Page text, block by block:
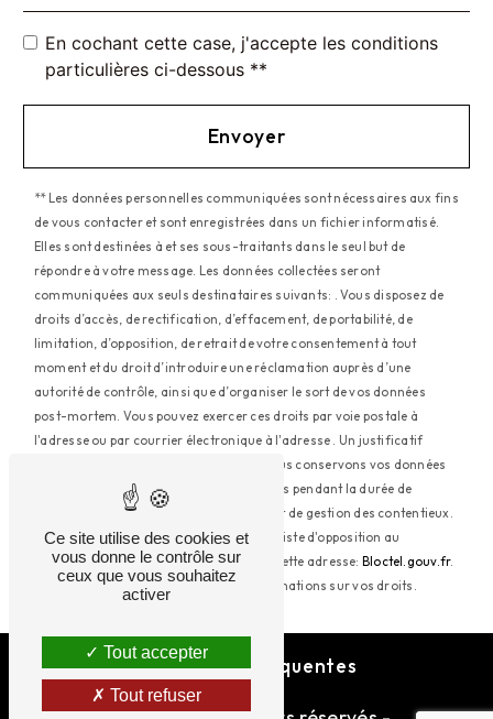
En cochant cette case, j'accepte les conditions
particulières ci-dessous **
Envoyer
** Les données personnelles communiquées sont nécessaires aux fins
de vous contacter et sont enregistrées dans un fichier informatisé.
Elles sont destinées à et ses sous-traitants dans le seul but de
répondre à votre message. Les données collectées seront
communiquées aux seuls destinataires suivants: . Vous disposez de
droits d’accès, de rectification, d’effacement, de portabilité, de
limitation, d’opposition, de retrait de votre consentement à tout
moment et du droit d’introduire une réclamation auprès d’une
autorité de contrôle, ainsi que d’organiser le sort de vos données
post-mortem. Vous pouvez exercer ces droits par voie postale à
l'adresse ou par courrier électronique à l'adresse . Un justificatif
d'identité pourra vous être demandé. Nous conservons vos données
pendant la période de prise de contact puis pendant la durée de
prescription légale aux fins probatoires et de gestion des contentieux.
Vous avez le droit de vous inscrire sur la liste d'opposition au
démarchage téléphonique, disponible à cette adresse: Bloctel.gouv.fr.
Consultez le site cnil.fr pour plus d’informations sur vos droits.
Recherches fréquentes
Ce site utilise des cookies et
vous donne le contrôle sur
ceux que vous souhaitez
activer
Tout accepter
Tout refuser